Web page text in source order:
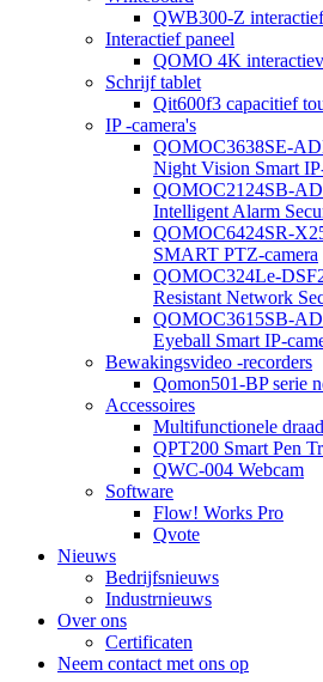
QWB300-Z
Interactief paneel
QOMO 4K
Schrijf tablet
Qit600f3 capacitief
IP -camera's
QOMOC3638SE-
Night Vision Smart
QOMOC2124SB-
Intelligent Alarm
QOMOC6424SR-
SMART PTZ-camera
QOMOC324Le-
Resistant Network
QOMOC3615SB-
Eyeball Smart IP-
Bewakingsvideo -recorders
Qomon501-BP serie
Accessoires
Multifunctionele
QPT200 Smart Pen
QWC-004 Webcam
Software
Flow! Works Pro
Qvote
Nieuws
Bedrijfsnieuws
Industrnieuws
Over ons
Certificaten
Neem contact met ons op